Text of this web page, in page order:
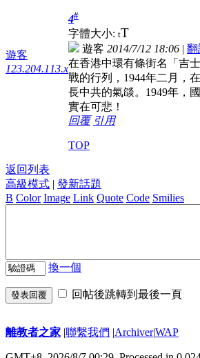
遊客
123.204.113.x
4#
字體大小: tT
遊客 2014/7/12 18:06 | 翻
在香港中環有條街名「吉
戰的行列，1944年二月，
長中共的氣燄。1949年，
實在可悲！
回覆 引用
TOP
返回列表
高級模式 | 發新話題
B Color Image Link Quote Code Smilies
換一個
發表回覆 回帖後跳轉到最後一頁
離教者之家 |聯繫我們 |Archiver|WAP